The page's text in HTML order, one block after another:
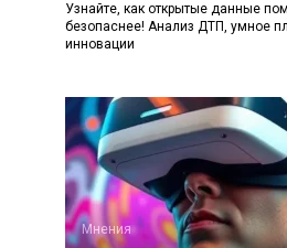
Узнайте, как открытые данные
безопаснее! Анализ ДТП, умное
инновации
Мнения